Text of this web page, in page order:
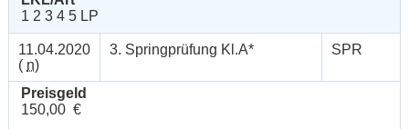
1 2 3 4 5 LP
11.04.2020
( n)
3. Springprüfung Kl.A* SPR
Preisgeld
150,00 €